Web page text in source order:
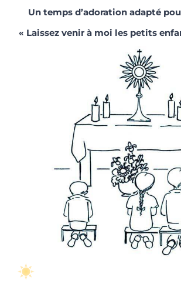
Un temps d’adoration adapté
« Laissez venir à moi les petits